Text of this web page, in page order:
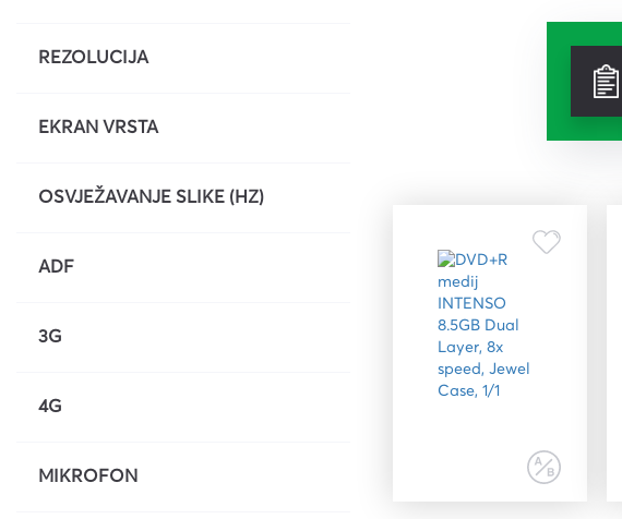
REZOLUCIJA
EKRAN VRSTA
OSVJEŽAVANJE SLIKE (HZ)
ADF
3G
4G
MIKROFON